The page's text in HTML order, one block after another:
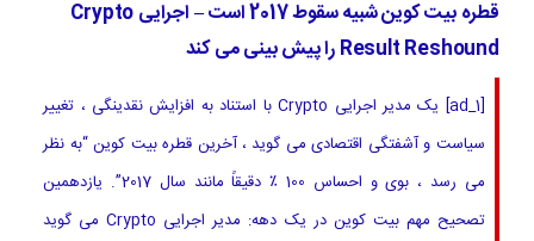
قطره بیت کوین شبیه سقوط 2017 است – اجرایی Crypto
Result Reshound را پیش بینی می کند
[ad_1] یک مدیر اجرایی Crypto با استناد به افزایش نقدینگی ، تغییر
سیاست و آشفتگی اقتصادی می گوید ، آخرین قطره بیت کوین “به نظر
می رسد ، بوی و احساس 100 ٪ دقیقاً مانند سال 2017”. یازدهمین
تصحیح مهم بیت کوین در یک دهه: مدیر اجرایی Crypto می گوید